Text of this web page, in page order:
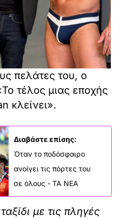
πελάτες του, ο
τέλος μιας εποχής
κλείνει».
Διαβάστε επίσης:
Όταν το ποδόσφαιρο
ανοίγει τις πόρτες του
σε όλους - ΤΑ ΝΕΑ
με τις πληγές